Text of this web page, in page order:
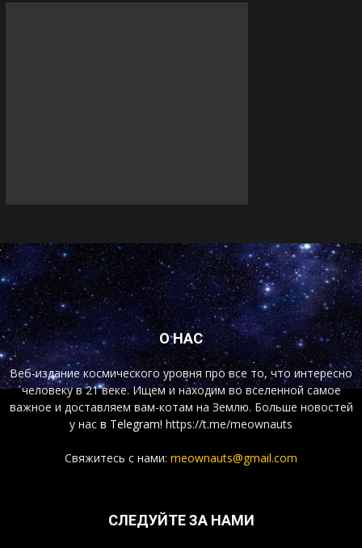
О НАС
Веб-издание космического уровня про все то, что интересно
человеку в 21 веке. Ищем и находим во вселенной самое
важное и доставляем вам-котам на Землю. Больше новостей
у нас в Telegram! https://t.me/meownauts
Свяжитесь с нами: meownauts@gmail.com
СЛЕДУЙТЕ ЗА НАМИ